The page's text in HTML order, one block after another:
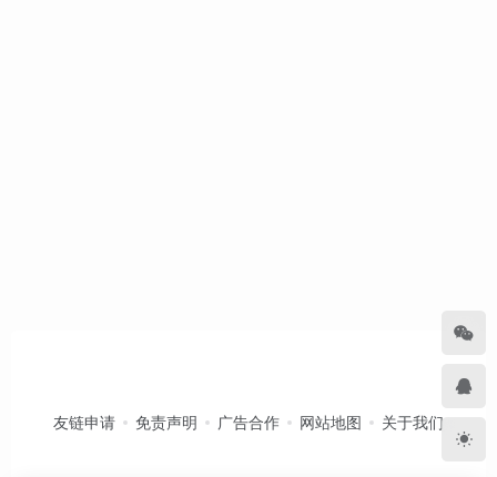
友链申请 免责声明 广告合作 网站地图 关于我们